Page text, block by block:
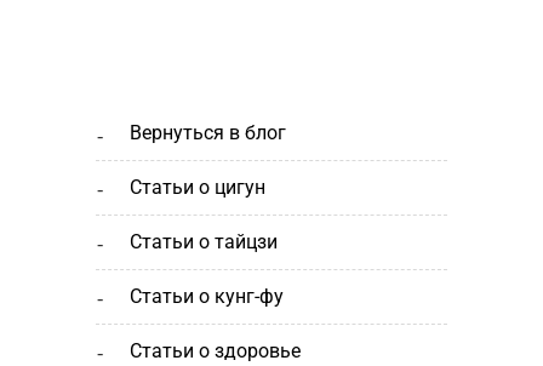
вернуться в блог
статьи о цигун
статьи о тайцзи
статьи о кунг-фу
статьи о здоровье